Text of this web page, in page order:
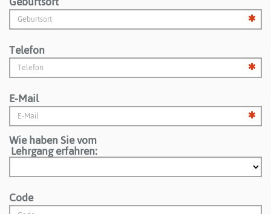
Telefon
E-Mail
Wie haben Sie vom
Lehrgang erfahren:
Code